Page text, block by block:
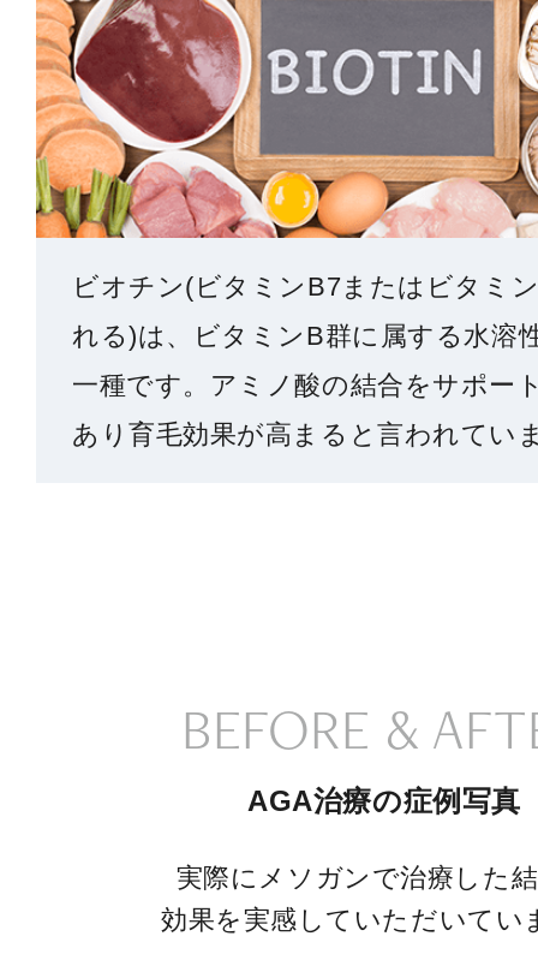
ビオチン(ビタミンB7またはビタミ
れる)は、ビタミンB群に属する水溶
一種です。アミノ酸の結合をサポー
あり育毛効果が高まると言われてい
AGA治療の症例写真
BEFORE &
実際にメソガンで治療した
効果を実感していただいてい